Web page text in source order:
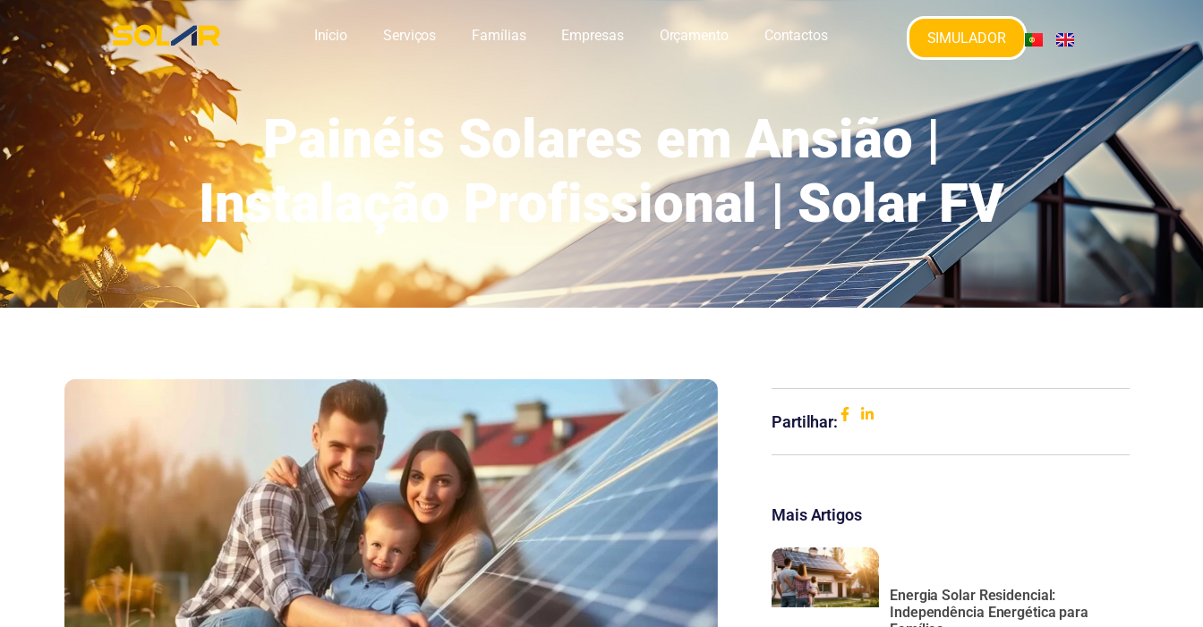
Início Serviços Famílias Empresas Orçamento Contactos SIMULADOR
Painéis Solares em Ansião |
Instalação Profissional | Solar FV
Partilhar:
Mais Artigos
Energia Solar Residencial:
Independência Energética para